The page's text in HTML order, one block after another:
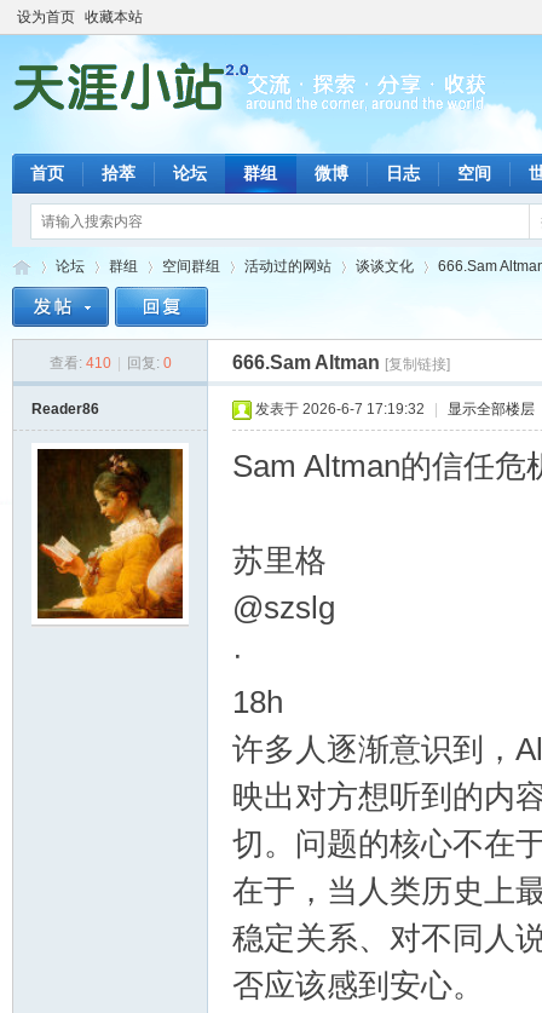
设为首页 收藏本站
首页 拾萃 论坛 群组 微博 日志 空间
论坛
›
群组
›
空间群组 活动过的网站
›
谈谈文化
›
666.Sam
查看: 410 回复: 0 666.Sam Altman [复制链接]
Reader86 发表于 2026-6-7 17:19:32 显示全部楼层
Sam Altman的信任危
苏里格
@szslg
·
18h
许多人逐渐意识到，
映出对方想听到的内
切。问题的核心不在
在于，当人类历史上
稳定关系、对不同人
否应该感到安心。